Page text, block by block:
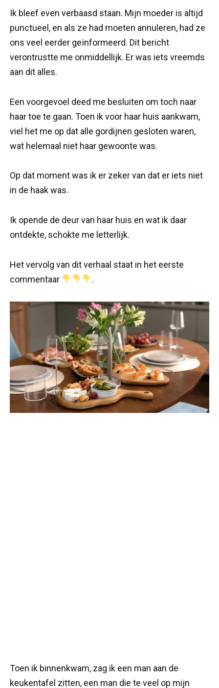
Ik bleef even verbaasd staan. Mijn moeder is altijd
punctueel, en als ze had moeten annuleren, had ze
ons veel eerder geïnformeerd. Dit bericht
verontrustte me onmiddellijk. Er was iets vreemds
aan dit alles.
Een voorgevoel deed me besluiten om toch naar
haar toe te gaan. Toen ik voor haar huis aankwam,
viel het me op dat alle gordijnen gesloten waren,
wat helemaal niet haar gewoonte was.
Op dat moment was ik er zeker van dat er iets niet
in de haak was.
Ik opende de deur van haar huis en wat ik daar
ontdekte, schokte me letterlijk.
Het vervolg van dit verhaal staat in het eerste
commentaar
.
Toen ik binnenkwam, zag ik een man aan de
keukentafel zitten, een man die te veel op mijn